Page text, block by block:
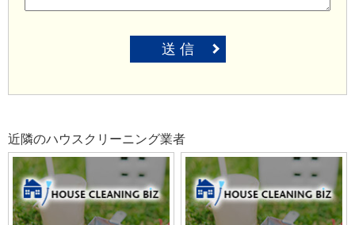
送 信
近隣のハウスクリーニング業者